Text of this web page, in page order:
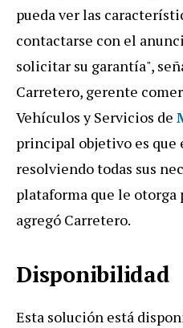
pueda ver las
contactarse con el
solicitar su garantía",
Carretero, gerente
Vehículos y Servicios de
principal objetivo es que
resolviendo todas sus
plataforma que le
agregó Carretero.
Disponibilidad
Esta solución está